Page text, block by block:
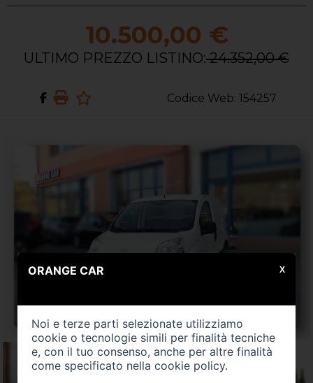
Codice Web: 154257
10.500,00 €
ULTIMO PREZZO LISTINO:24.352,00 €
ORANGE CAR
Noi e terze parti selezionate utilizziamo
cookie o tecnologie simili per finalità tecniche
e, con il tuo consenso, anche per altre finalità
come specificato nella cookie policy.
X